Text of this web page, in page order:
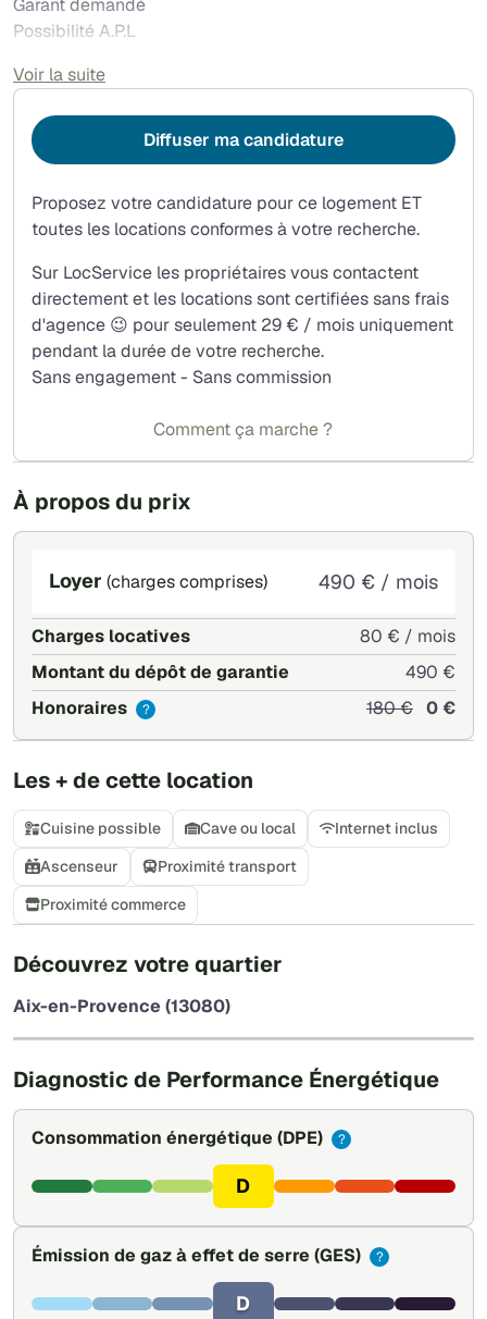
Garant demandé
Possibilité A.P.L
Cuisine équipée à partager avec d'autres jeunes
La grande chambre comprend : 1 lit simple, 1 table,1
chaise, 1 armoire etc...
Ménage des parties communes effectué une fois par
Wifi Haut débit compris dans les charges
À 5 minutes à pieds de la gare routière
Géolocalisation : 4 Avenue du 8 mai 45, 13090 Aix en
Provence
Voir la suite
À propos du prix
Loyer (charges comprises) 490 € / mois
Charges locatives
80 € / mois
Montant du dépôt de garantie
490 €
Honoraires
? 180 € 0 €
Les + de cette location
Cuisine possible Cave ou local
Internet inclus
Ascenseur
Proximité transport
Proximité commerce
Découvrez votre quartier
Aix-en-Provence (13080)
Diagnostic de Performance Énergétique
Consommation énergétique (DPE) ?
D
Émission de gaz à effet de serre (GES) ?
D
Proposez votre candidature pour ce logement ET
toutes les locations conformes à votre recherche.
Sur LocService les propriétaires vous contactent
directement et les locations sont certifiées sans frais
d'agence 😉 pour seulement 29 € / mois uniquement
pendant la durée de votre recherche.
Sans engagement - Sans commission
Diffuser ma candidature
Comment ça marche ?